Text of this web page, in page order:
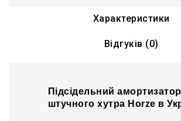
Характеристики
Відгуків (0)
Підсідельний амортизатор
штучного хутра Horze в